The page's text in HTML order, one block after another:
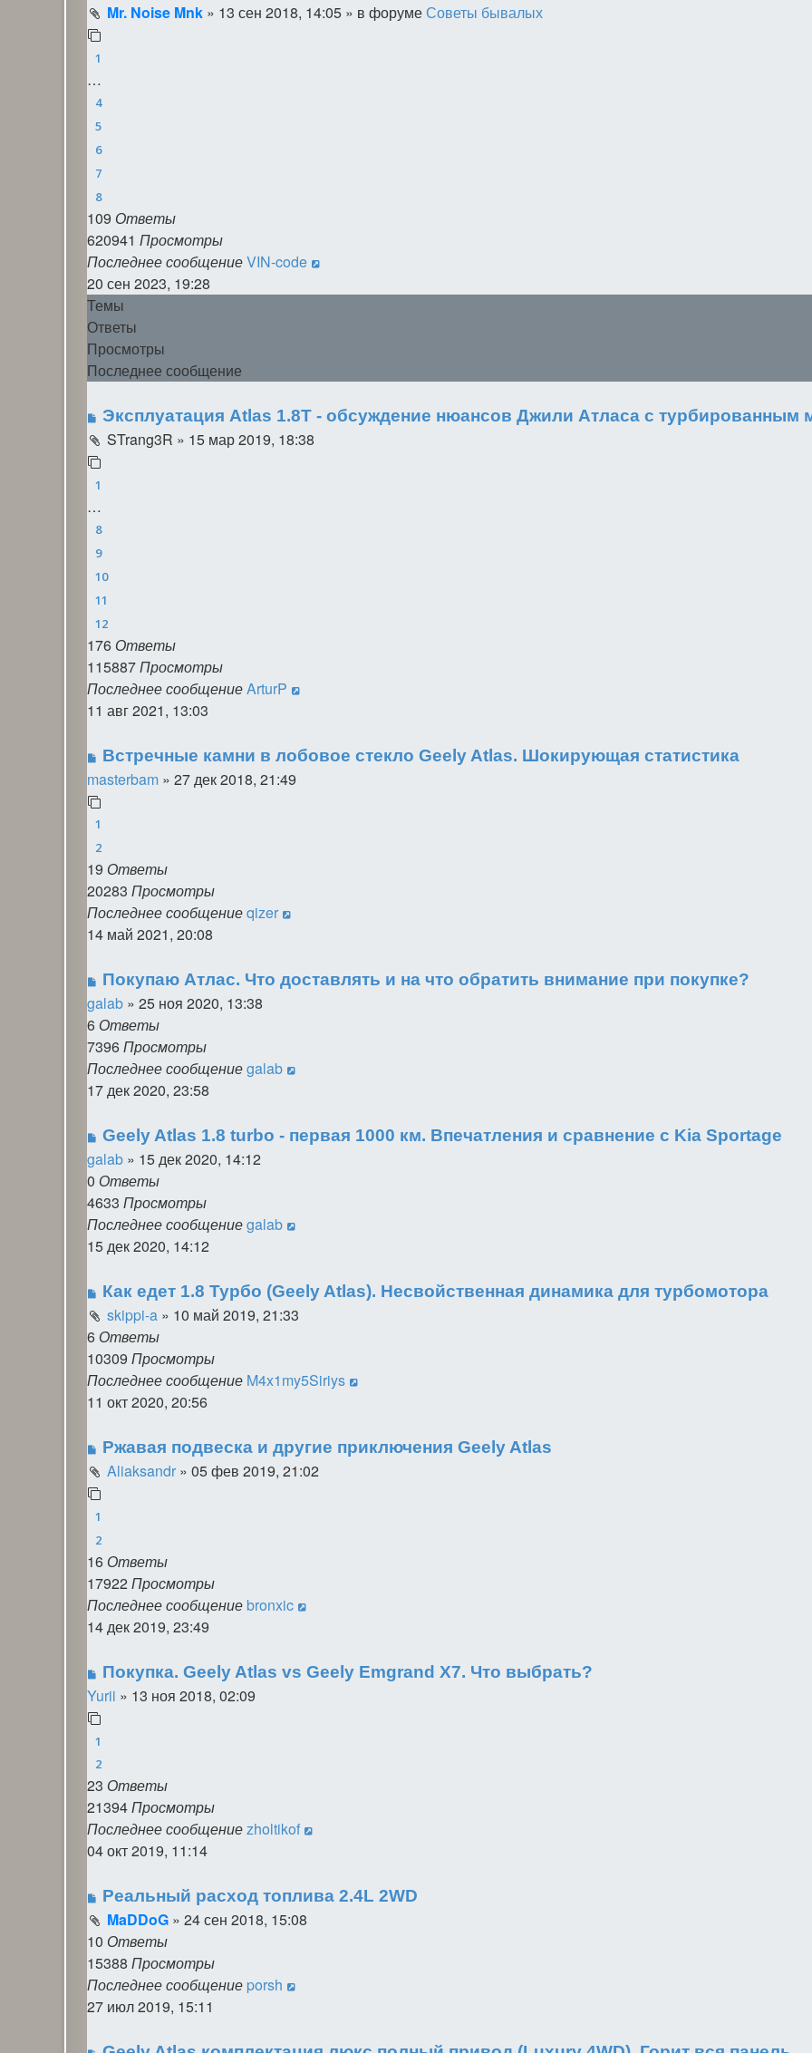
Mr. Noise Mnk » 13 сен 2018, 14:05 » в форумеСоветы бывалых
1
…
4
5
6
7
8
109 Ответы
620941 Просмотры
Последнее сообщениеVIN-code
20 сен 2023, 19:28
Темы
Ответы
Просмотры
Последнее сообщение
Эксплуатация Atlas 1.8Т - обсуждение нюансов Джили Атласа с турбированным
STrang3R » 15 мар 2019, 18:38
1
…
8
9
10
11
12
176 Ответы
115887Просмотры
Последнее сообщениеArturP
11 авг 2021, 13:03
Встречные камни в лобовое стекло Geely Atlas. Шокирующая статистика
masterbam » 27 дек 2018, 21:49
1
2
19 Ответы
20283 Просмотры
Последнее сообщениеqizer
14 май 2021, 20:08
Покупаю Атлас. Что доставлять и на что обратить внимание при покупке?
galab » 25 ноя 2020, 13:38
6 Ответы
7396Просмотры
Последнее сообщениеgalab
17 дек 2020, 23:58
Geely Atlas 1.8 turbo - первая 1000 км. Впечатления и сравнение с Kia Sportage
galab » 15 дек 2020, 14:12
0 Ответы
4633 Просмотры
Последнее сообщениеgalab
15 дек 2020, 14:12
Как едет 1.8 Турбо (Geely Atlas). Несвойственная динамика для турбомотора
skippi-a » 10 май 2019, 21:33
6 Ответы
10309 Просмотры
Последнее сообщение M4x1my5Siriys
11 окт 2020, 20:56
Ржавая подвеска и другие приключения Geely Atlas
Aliaksandr » 05 фев 2019, 21:02
1
2
16 Ответы
17922 Просмотры
Последнее сообщение bronxic
14 дек 2019, 23:49
Покупка. Geely Atlas vs Geely Emgrand X7. Что выбрать?
Yurii » 13 ноя 2018, 02:09
1
2
23 Ответы
21394Просмотры
Последнее сообщениеzholtikof
04 окт 2019, 11:14
Реальный расход топлива 2.4L 2WD
MaDDoG » 24 сен 2018, 15:08
10 Ответы
15388 Просмотры
Последнее сообщение porsh
27 июл 2019, 15:11